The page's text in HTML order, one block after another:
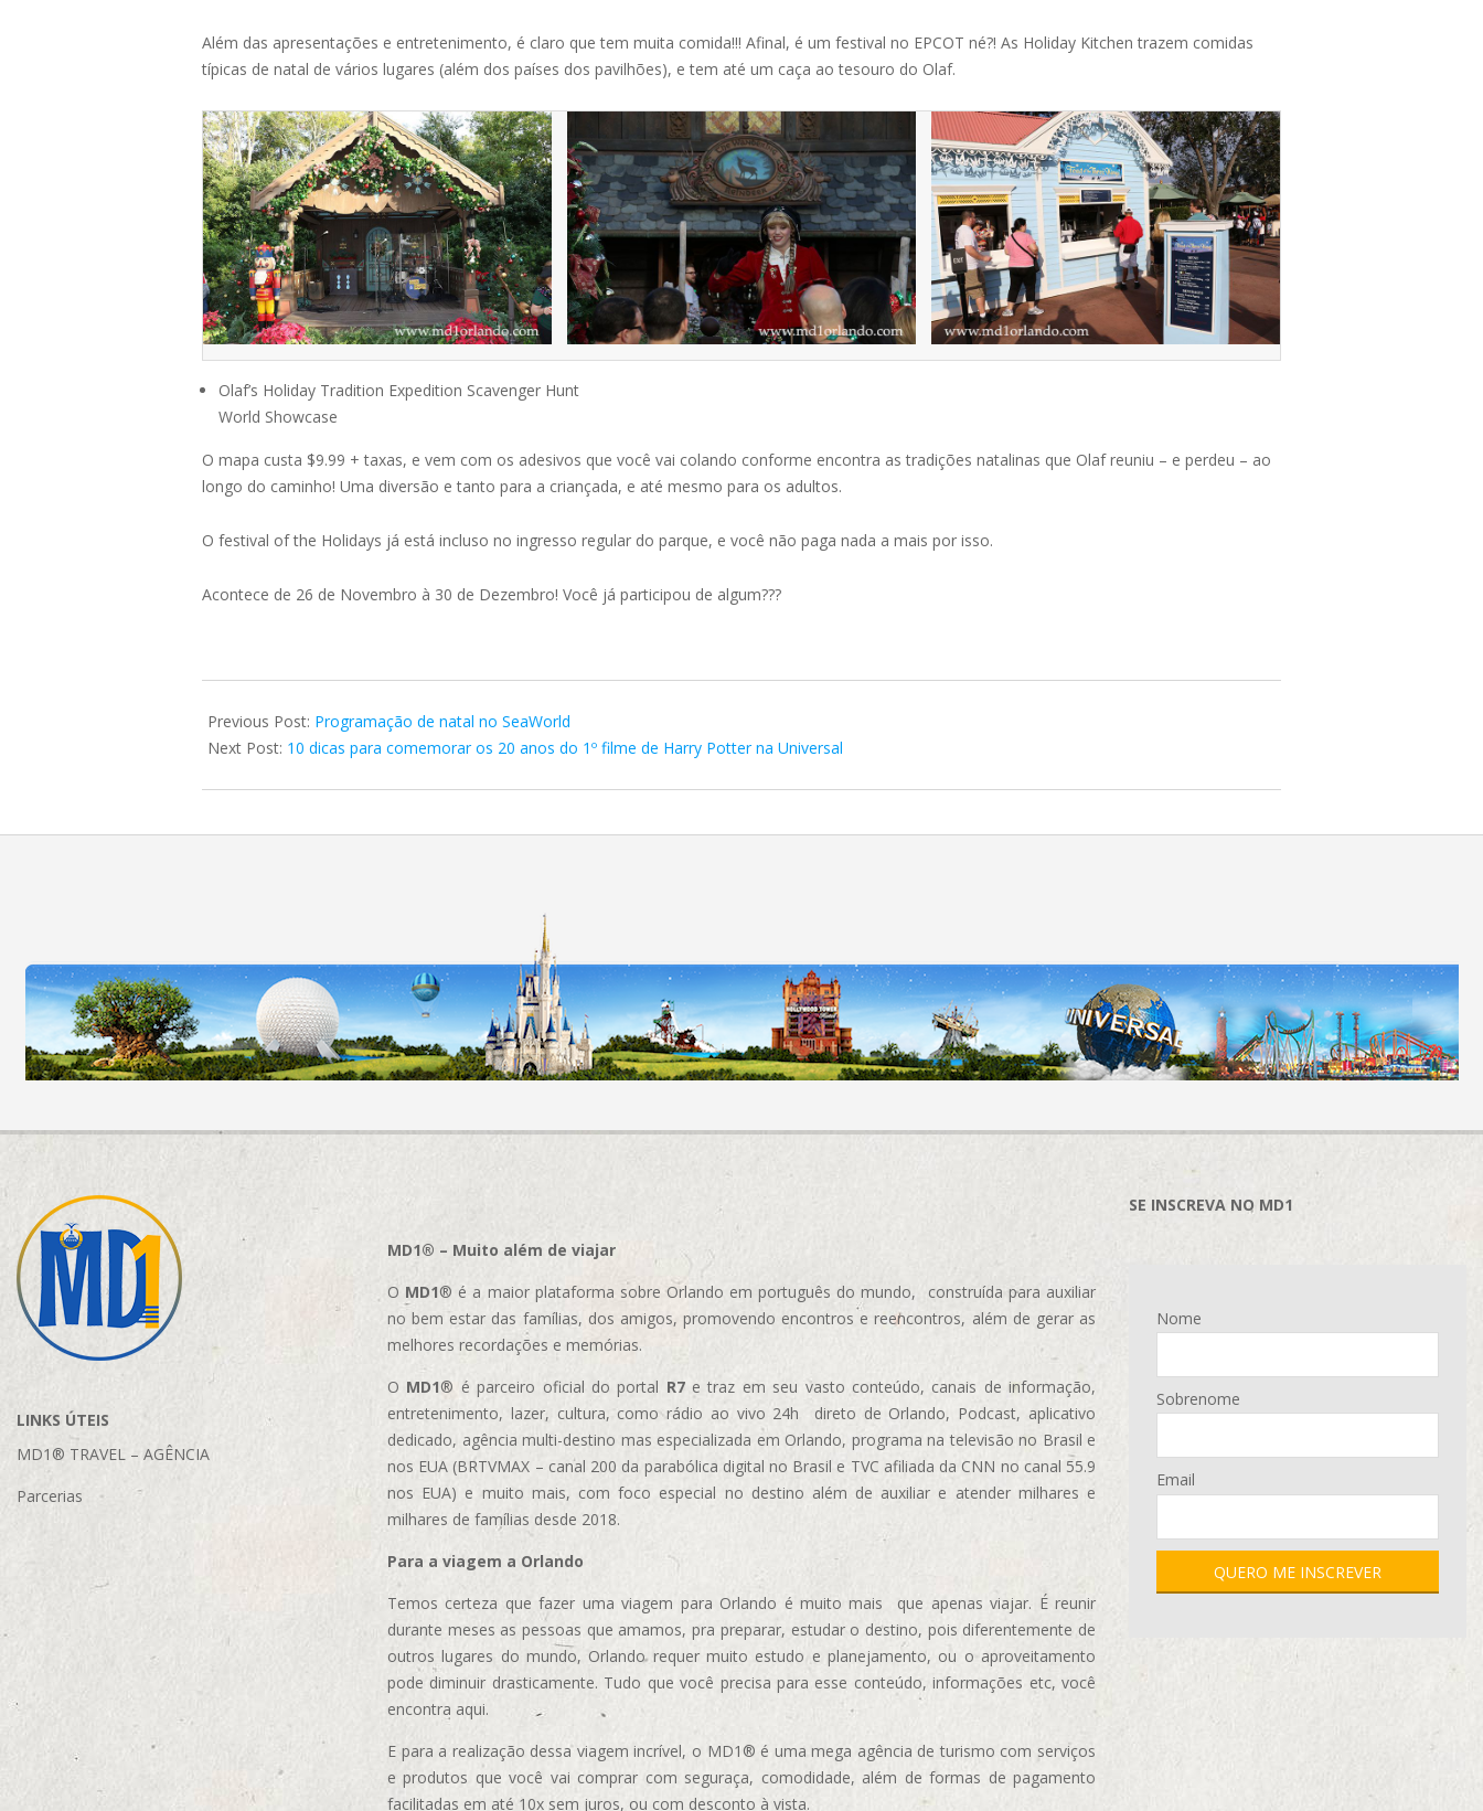
Além das apresentações e entretenimento, é claro que tem muita comida!!! Afinal, é um festival no EPCOT né?! As Holiday Kitchen trazem comidas
típicas de natal de vários lugares (além dos países dos pavilhões), e tem até um caça ao tesouro do Olaf.
Olaf’s Holiday Tradition Expedition Scavenger Hunt
World Showcase
O mapa custa $9.99 + taxas, e vem com os adesivos que você vai colando conforme encontra as tradições natalinas que Olaf reuniu – e perdeu – ao
longo do caminho! Uma diversão e tanto para a criançada, e até mesmo para os adultos.
O festival of the Holidays já está incluso no ingresso regular do parque, e você não paga nada a mais por isso.
Acontece de 26 de Novembro à 30 de Dezembro! Você já participou de algum???
11-
07
Previous Post: Programação de natal no SeaWorld
Next Post: 10 dicas para comemorar os 20 anos do 1º filme de Harry Potter na Universal
LINKS ÚTEIS
MD1® TRAVEL – AGÊNCIA
Parcerias
MD1® – Muito além de viajar
O MD1® é a maior plataforma sobre Orlando em português do mundo, construída para auxiliar
no bem estar das famílias, dos amigos, promovendo encontros e reencontros, além de gerar as
melhores recordações e memórias.
O MD1® é parceiro oficial do portal R7e traz em seu vasto conteúdo, canais de informação,
entretenimento, lazer, cultura, como rádio ao vivo 24h direto de Orlando, Podcast, aplicativo
dedicado, agência multi-destino mas especializada em Orlando, programa na televisão no Brasil e
nos EUA (BRTVMAX – canal 200 da parabólica digital no Brasil e TVC afiliada da CNN no canal 55.9
nos EUA) e muito mais, com foco especial no destino além de auxiliar e atender milhares e
milhares de famílias desde 2018.
Para a viagem a Orlando
Temos certeza que fazer uma viagem para Orlando é muito mais que apenas viajar. É reunir
durante meses as pessoas que amamos, pra preparar, estudar o destino, pois diferentemente de
outros lugares do mundo, Orlando requer muito estudo e planejamento, ou o aproveitamento
pode diminuir drasticamente. Tudo que você precisa para esse conteúdo, informações etc, você
encontra aqui.
E para a realização dessa viagem incrível, o MD1® é uma mega agência de turismo com serviços
e produtos que você vai comprar com seguraça, comodidade, além de formas de pagamento
facilitadas em até 10x sem juros, ou com desconto à vista.
SE INSCREVA NO MD1
Nome
Sobrenome
Email